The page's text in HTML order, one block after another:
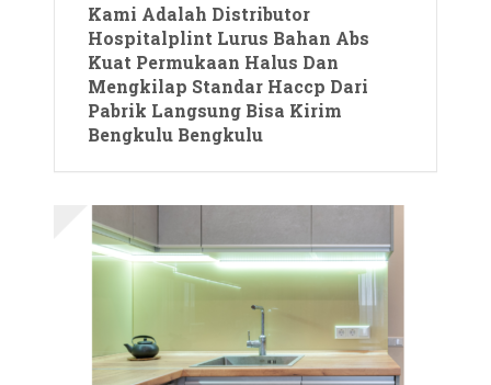
Kami Adalah Distributor
Hospitalplint Lurus Bahan Abs
Kuat Permukaan Halus Dan
Mengkilap Standar Haccp Dari
Pabrik Langsung Bisa Kirim
Bengkulu Bengkulu